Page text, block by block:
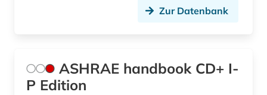
gebrauchsmusterrecht (3)
Zur Datenbank
ASHRAE handbook CD+ I-
P Edition